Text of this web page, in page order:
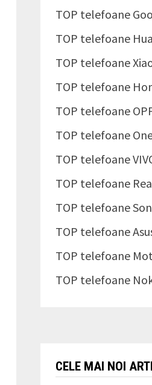
TOP telefoane
TOP telefoane
TOP telefoane
TOP telefoane
TOP telefoane
TOP telefoane
TOP telefoane
TOP telefoane
TOP telefoane
TOP telefoane
TOP telefoane
TOP telefoane
CELE MAI NOI